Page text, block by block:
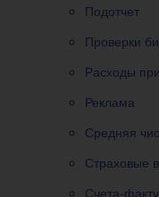
Подотчет
Проверки
Расходы
Реклама
Средняя
Страховые
Счета-